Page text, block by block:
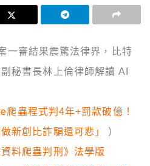
一審結果震驚法律界，比特
秘書長林上倫律師解讀 AI
爬蟲程式判4年+罰款破億！
新創比詐騙還可悲」
）
料爬蟲判刑》法學版